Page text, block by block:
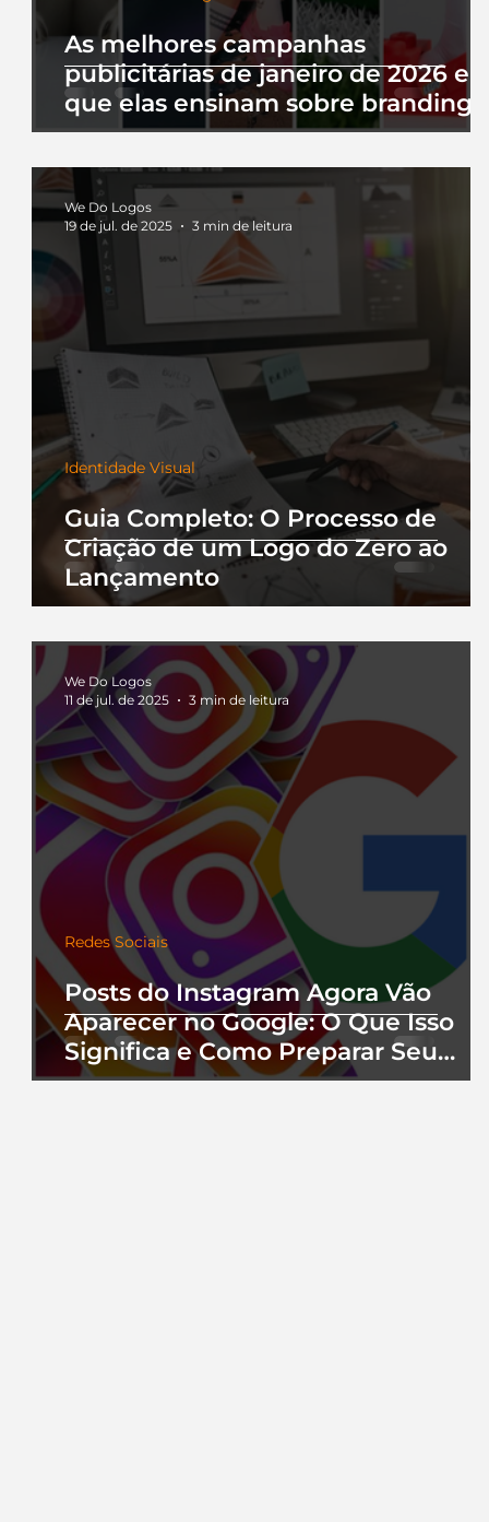
As melhores campanhas
publicitárias de janeiro de 2026 e
que elas ensinam sobre branding
Guia Completo: O Processo de
Criação de um Logo do Zero ao
Lançamento
Identidade Visual
We Do Logos
19 de jul. de 2025
3 min de leitura
Posts do Instagram Agora Vão
Aparecer no Google: O Que Isso
Significa e Como Preparar Seu
Perfil
Redes Sociais
We Do Logos
11 de jul. de 2025
3 min de leitura